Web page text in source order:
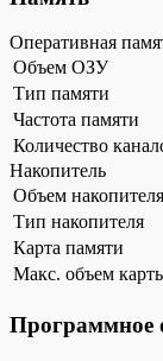
Оперативная
Объем ОЗУ
Тип памяти
Частота памяти
Количество
Накопитель
Объем накопителя
Тип накопителя
Карта памяти
Макс. объем
Программное